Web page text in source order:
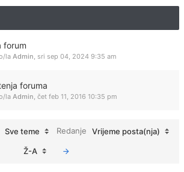
forum
la Admin, sri sep 04, 2024 9:35 am
foruma
la Admin, čet feb 11, 2016 10:35 pm
Sve teme Redanje Vrijeme posta(nja)
Ž-A